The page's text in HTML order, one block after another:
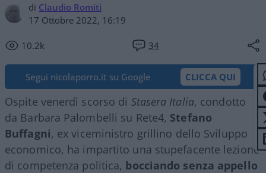
di Claudio Romiti
17 Ottobre 2022, 16:19
10.2k 34
Segui nicolaporro.it su Google CLICCA QUI
Ospite venerdì scorso di Stasera Italia, condotto
da Barbara Palombelli su Rete4, Stefano
Buffagni, ex viceministro grillino dello Sviluppo
economico, ha impartito una stupefacente lezione
di competenza politica, bocciando senza appello